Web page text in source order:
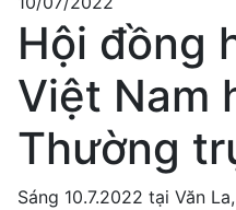
Hội đồng
Việt Nam
Thường
Sáng 10.7.2022 tại Văn